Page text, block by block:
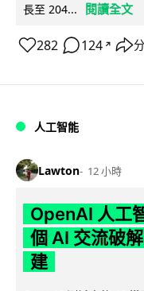
長至 204...
閱讀全文
282 124 ↗
人工智能
Lawton 12 小時
OpenAI 人工
個 AI 交流破
建